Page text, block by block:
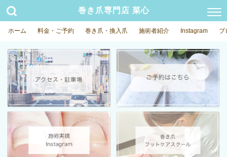
巻き爪専門店 菜心
ホーム 料金・ご予約 巻き爪・換入爪 施術者紹介 Instagram ブ